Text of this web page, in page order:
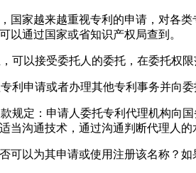
国家越来越重视专利的申请，对各
以通过国家或省知识产权局查到。
可以接受委托人的委托，在委托权
申请或者办理其他专利事务并向委
规定：申请人委托专利代理机构向
沟通技术，通过沟通判断代理人的
以为其申请或使用注册该名称？如